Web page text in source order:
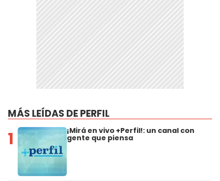
MÁS LEÍDAS DE PERFIL
1 ¡Mirá en vivo +Perfil!: un canal con
gente que piensa